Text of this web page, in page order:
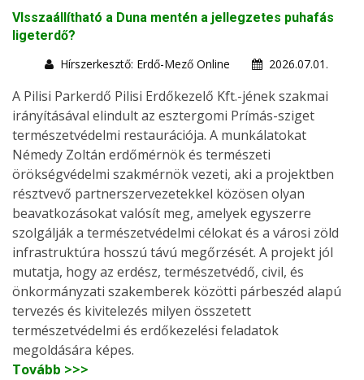
VIsszaállítható a Duna mentén a jellegzetes puhafás
ligeterdő?
Hírszerkesztő: Erdő-Mező Online
2026.07.01.
A Pilisi Parkerdő Pilisi Erdőkezelő Kft.-jének szakmai
irányításával elindult az esztergomi Prímás-sziget
természetvédelmi restaurációja. A munkálatokat
Némedy Zoltán erdőmérnök és természeti
örökségvédelmi szakmérnök vezeti, aki a projektben
résztvevő partnerszervezetekkel közösen olyan
beavatkozásokat valósít meg, amelyek egyszerre
szolgálják a természetvédelmi célokat és a városi zöld
infrastruktúra hosszú távú megőrzését. A projekt jól
mutatja, hogy az erdész, természetvédő, civil, és
önkormányzati szakemberek közötti párbeszéd alapú
tervezés és kivitelezés milyen összetett
természetvédelmi és erdőkezelési feladatok
megoldására képes.
Tovább >>>